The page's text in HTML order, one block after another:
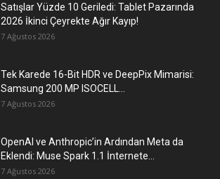
Satışlar Yüzde 10 Geriledi: Tablet Pazarında
2026 İkinci Çeyrekte Ağır Kayıp!
7 Ağustos 2026
Tek Karede 16-Bit HDR ve DeepPix Mimarisi:
Samsung 200 MP ISOCELL...
7 Ağustos 2026
OpenAI ve Anthropic’in Ardından Meta da
Eklendi: Muse Spark 1.1 İnternete...
7 Ağustos 2026